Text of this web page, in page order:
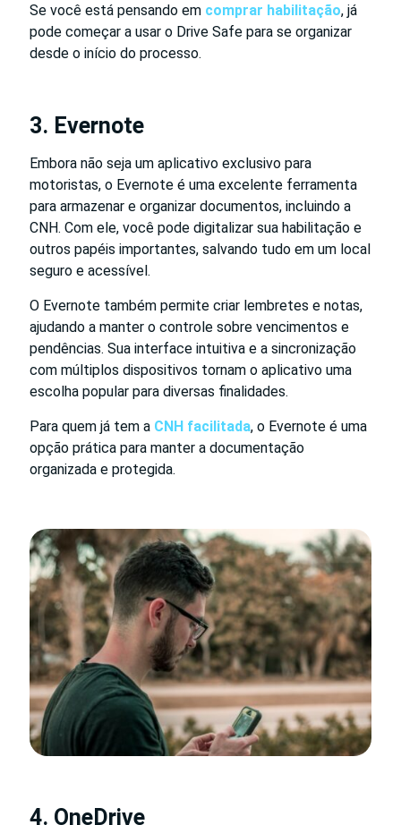
Se você está pensando em comprar habilitação, já
pode começar a usar o Drive Safe para se organizar
desde o início do processo.
3. Evernote
Embora não seja um aplicativo exclusivo para
motoristas, o Evernote é uma excelente ferramenta
para armazenar e organizar documentos, incluindo a
CNH. Com ele, você pode digitalizar sua habilitação e
outros papéis importantes, salvando tudo em um local
seguro e acessível.
O Evernote também permite criar lembretes e notas,
ajudando a manter o controle sobre vencimentos e
pendências. Sua interface intuitiva e a sincronização
com múltiplos dispositivos tornam o aplicativo uma
escolha popular para diversas finalidades.
Para quem já tem a CNH facilitada, o Evernote é uma
opção prática para manter a documentação
organizada e protegida.
4. OneDrive